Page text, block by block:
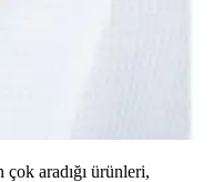
çok aradığı ürünleri,